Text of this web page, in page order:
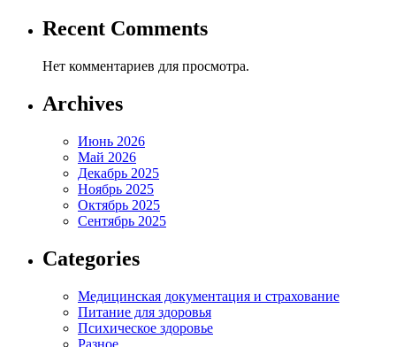
Recent Comments
Нет комментариев для просмотра.
Archives
Июнь 2026
Май 2026
Декабрь 2025
Ноябрь 2025
Октябрь 2025
Сентябрь 2025
Categories
Медицинская документация и страхование
Питание для здоровья
Психическое здоровье
Разное